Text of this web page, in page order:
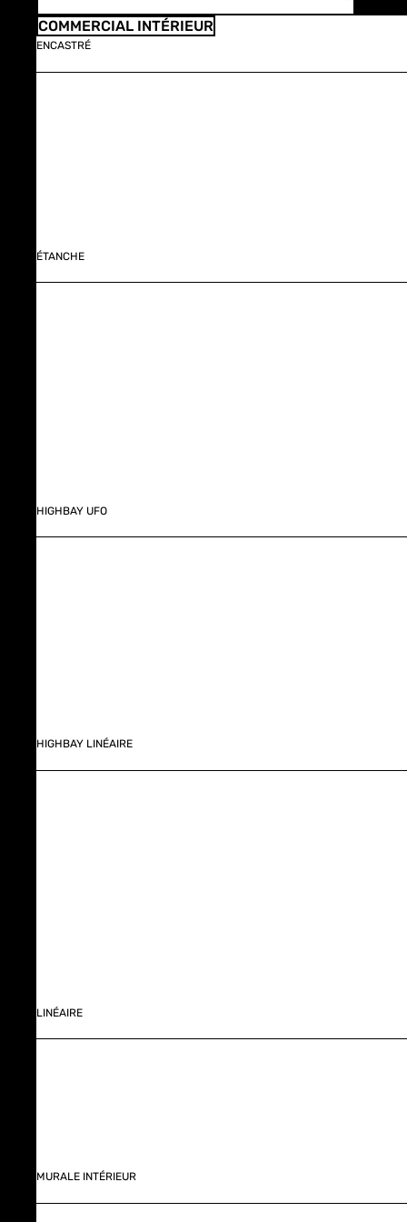
COMMERCIAL INTÉRIEUR
ENCASTRÉ
ÉTANCHE
HIGHBAY UFO
HIGHBAY LINÉAIRE
LINÉAIRE
MURALE INTÉRIEUR